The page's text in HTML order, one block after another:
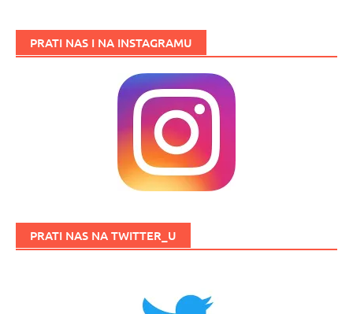
PRATI NAS I NA INSTAGRAMU
PRATI NAS NA TWITTER_U